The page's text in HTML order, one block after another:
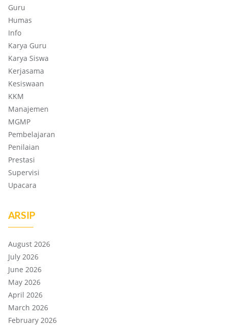
Guru
Humas
Info
Karya Guru
Karya Siswa
Kerjasama
Kesiswaan
KKM
Manajemen
MGMP
Pembelajaran
Penilaian
Prestasi
Supervisi
Upacara
ARSIP
August 2026
July 2026
June 2026
May 2026
April 2026
March 2026
February 2026